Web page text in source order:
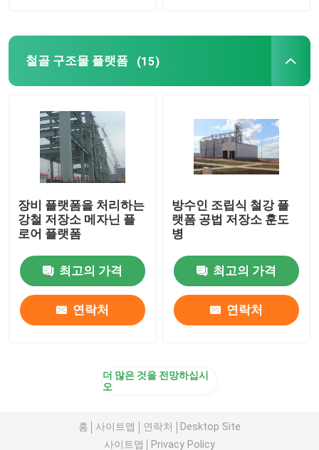
철골 구조물 플랫폼 (15)
장비 플랫폼을 처리하는
강철 저장소 메자닌 플
로어 플랫폼
최고의 가격
연락처
방수인 조립식 철강 플
랫폼 공법 저장소 훈도
병
최고의 가격
연락처
더 많은 것을 전망하십시
오
홈 사이트맵 연락처
Desktop Site
사이트맵
Privacy Policy